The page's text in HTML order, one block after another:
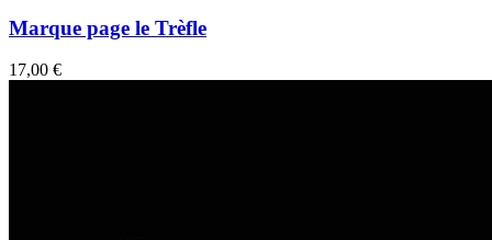
Marque page le Trèfle
17,00 €